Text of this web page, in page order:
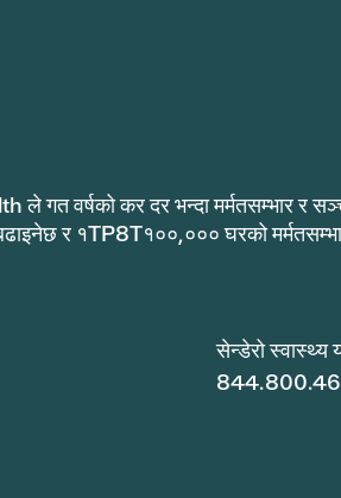
वर्षको कर दर भन्दा मर्मतसम्भार र
र १TP8T१००,००० घरको
सेन्डेरो स्वास्थ्य